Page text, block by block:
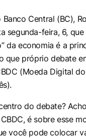
Banco Central (BC),
segunda-feira, 6,
da economia é a
que próprio debate
(Moeda Digital
do debate?
é sobre esse
você pode colocar